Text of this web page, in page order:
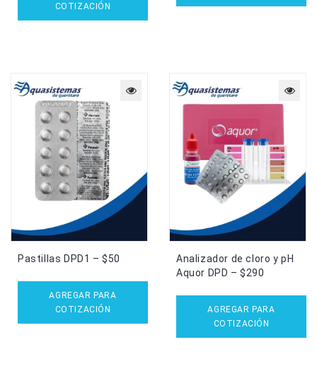
COTIZACIÓN
Pastillas DPD1 – $50
AGREGAR PARA
COTIZACIÓN
Analizador de cloro y pH
Aquor DPD – $290
AGREGAR PARA
COTIZACIÓN